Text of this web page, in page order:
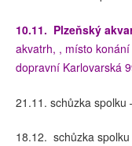
10.11. Plzeňský
akvatrh, , místo
dopravní Karlovarská
21.11. schůzka
18.12. schůzka spolku